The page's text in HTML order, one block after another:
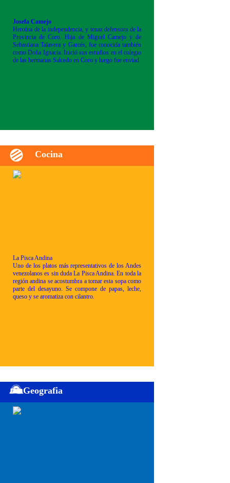
Josefa Camejo
Heroína de la independencia, y tenaz defensora de la
Provincia de Coro. Hija de Miguel Camejo y de
Sebastiana Talavera y Garcés, fue conocida también
como Doña Ignacia. Inició sus estudios en el colegio
de las hermanas Salcedo en Coro y luego fue enviad
Cocina
La Pisca Andina
Uno de los platos más representativos de los Andes
venezolanos es sin duda La Pisca Andina. En toda la
región andina se acostumbra a tomar esta sopa como
parte del desayuno. Se compone de papas, leche,
queso y se aromatiza con cilantro.
Geografia